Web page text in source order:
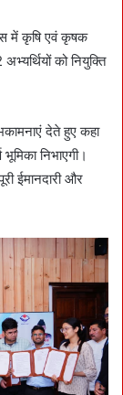
में कृषि एवं कृषक
को नियुक्ति
देते हुए कहा
निभाएगी।
ईमानदारी और